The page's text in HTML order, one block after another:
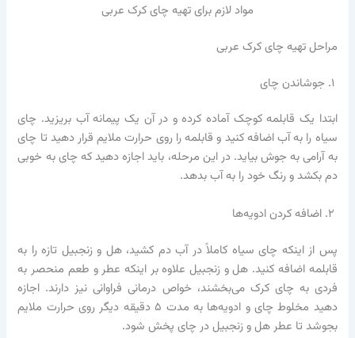
مواد لازم برای تهیه چای کرک عربی
مراحل تهیه چای کرک عربی
ابتدا یک قابلمه کوچک آماده کرده و در آن یک پیمانه آب بریزید. چای
سیاه را به آب اضافه کنید و قابلمه را روی حرارت ملایم قرار دهید تا چای
به آرامی به جوش بیاید. در این مرحله، باید اجازه دهید که چای به خوبی
دم بکشد و رنگ خود را به آب بدهد.
پس از اینکه چای سیاه کاملاً در آب دم کشید، هل و زنجبیل تازه را به
قابلمه اضافه کنید. هل و زنجبیل علاوه بر اینکه عطر و طعم منحصر به
فردی به چای کرک می‌بخشند، خواص درمانی فراوانی نیز دارند. اجازه
دهید مخلوط چای و ادویه‌ها به مدت ۵ دقیقه دیگر روی حرارت ملایم
بجوشد تا عطر هل و زنجبیل در چای پخش شود.